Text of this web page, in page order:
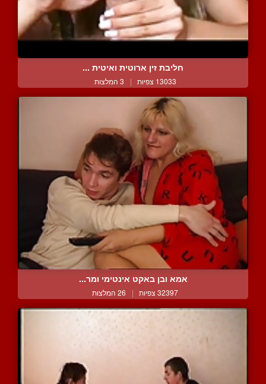
חליבת זין ארוטית ואיטית ...
13033 צפיות | 3 המלצות
אמא ובן באקט אינטימי ומר...
32397 צפיות | 26 המלצות